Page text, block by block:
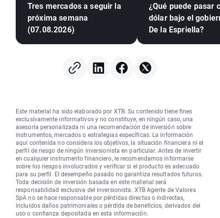
Tres mercados a seguir la
próxima semana
(07.08.2026)
¿Qué puede pasar
dólar bajo el
De la Espriella?
Este material ha sido elaborado por XTB. Su contenido tiene fines
exclusivamente informativos y no constituye, en ningún caso, una
asesoría personalizada ni una recomendación de inversión sobre
instrumentos, mercados o estrategias específicas. La información
aquí contenida no considera los objetivos, la situación financiera ni el
perfil de riesgo de ningún inversionista en particular. Antes de invertir
en cualquier instrumento financiero, le recomendamos informarse
sobre los riesgos involucrados y verificar si el producto es adecuado
para su perfil. El desempeño pasado no garantiza resultados futuros.
Toda decisión de inversión basada en este material será
responsabilidad exclusiva del inversionista. XTB Agente de Valores
SpA no se hace responsable por pérdidas directas o indirectas,
incluidos daños patrimoniales o pérdida de beneficios, derivados del
uso o confianza depositada en esta información.